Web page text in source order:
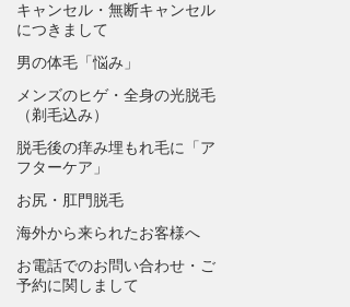
キャンセル・無断キャンセル
につきまして
男の体毛「悩み」
メンズのヒゲ・全身の光脱毛
（剃毛込み）
脱毛後の痒み埋もれ毛に「ア
フターケア」
お尻・肛門脱毛
海外から来られたお客様へ
お電話でのお問い合わせ・ご
予約に関しまして